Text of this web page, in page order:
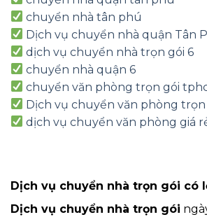
chuyển nhà tân phú
Dịch vụ chuyển nhà quận Tân
dịch vụ chuyển nhà trọn gói 6
chuyển nhà quận 6
chuyển văn phòng trọn gói
Dịch vụ chuyển văn phòng
dịch vụ chuyển văn phòng giá
Dịch vụ chuyển nhà trọn gói có
Dịch vụ chuyển nhà trọn gói